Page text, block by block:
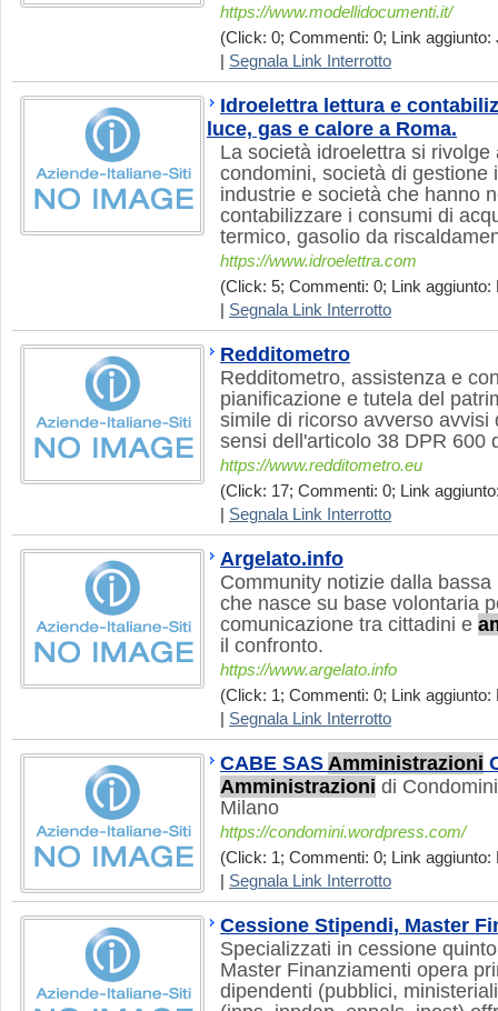
https://www.modellidocumenti.it/
(Click: 0; Commenti: 0; Link aggiunto:
Segnala Link Interrotto
Idroelettra lettura e
luce, gas e calore a Roma.
La società idroelettra si
condomini, società di gestione
industrie e società che hanno
contabilizzare i consumi di
termico, gasolio da
https://www.idroelettra.com
(Click: 5; Commenti: 0; Link aggiunto:
Segnala Link Interrotto
Redditometro
Redditometro, assistenza e
pianificazione e tutela del
simile di ricorso avverso
sensi dell'articolo 38 DPR 600
https://www.redditometro.eu
(Click: 17; Commenti: 0; Link
Segnala Link Interrotto
Argelato.info
Community notizie dalla
che nasce su base volontaria
comunicazione tra cittadini e
il confronto.
https://www.argelato.info
(Click: 1; Commenti: 0; Link aggiunto:
Segnala Link Interrotto
CABE SAS Amministrazioni
Amministrazioni di
Milano
https://condomini.wordpress.com/
(Click: 1; Commenti: 0; Link aggiunto:
Segnala Link Interrotto
Cessione Stipendi, Master
Specializzati in cessione
Master Finanziamenti opera
dipendenti (pubblici,